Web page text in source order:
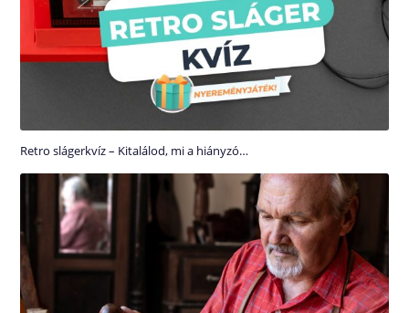
Retro slágerkvíz – Kitalálod, mi a hiányzó…